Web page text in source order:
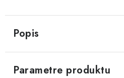
Popis
Parametre produktu